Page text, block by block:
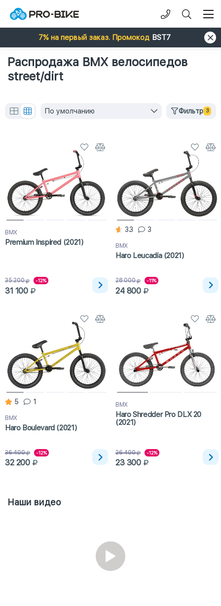
7% на первый заказ. Промокод BST7
Распродажа BMX велосипедов
street/dirt
По умолчанию Фильтр 3
BMX
Premium Inspired (2021)
35 200 -12%
31 100
3.3 3
BMX
Haro Leucadia (2021)
28 000 -11%
24 800
5 1
BMX
Haro Boulevard (2021)
36 400 -12%
32 200
BMX
Haro Shredder Pro DLX 20
(2021)
26 400 -12%
23 300
Наши видео